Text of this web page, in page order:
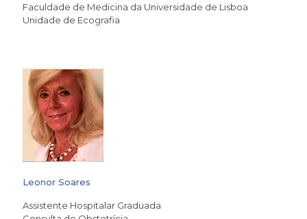
Faculdade de Medicina da Universidade de Lisboa
Unidade de Ecografia
Leonor Soares
Assistente Hospitalar Graduada